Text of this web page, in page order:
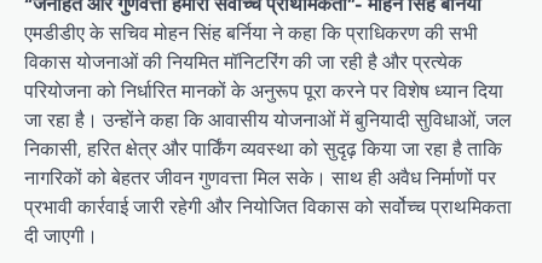
एमडीडीए के सचिव मोहन सिंह बर्निया ने कहा कि प्राधिकरण की सभी
विकास योजनाओं की नियमित मॉनिटरिंग की जा रही है और प्रत्येक
परियोजना को निर्धारित मानकों के अनुरूप पूरा करने पर विशेष ध्यान दिया
जा रहा है। उन्होंने कहा कि आवासीय योजनाओं में बुनियादी सुविधाओं, जल
निकासी, हरित क्षेत्र और पार्किंग व्यवस्था को सुदृढ़ किया जा रहा है ताकि
नागरिकों को बेहतर जीवन गुणवत्ता मिल सके। साथ ही अवैध निर्माणों पर
प्रभावी कार्रवाई जारी रहेगी और नियोजित विकास को सर्वोच्च प्राथमिकता
दी जाएगी।